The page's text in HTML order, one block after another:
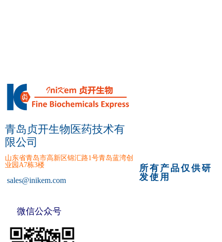
青岛贞开生物医药技术有
限公司
山东省青岛市高新区锦汇路1号青岛蓝湾创
业园A7栋3楼
sales@inikem.com
微信公众号
所有产品仅供研
发使用